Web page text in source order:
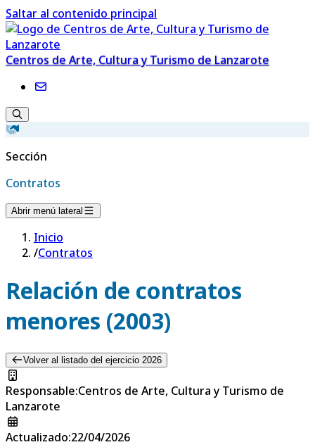
Saltar al contenido principal
Centros de Arte, Cultura y Turismo de Lanzarote
Sección
Contratos
Abrir menú lateral
Inicio
/Contratos
Relación de contratos
menores (2003)
Volver al listado del ejercicio 2026
Responsable:Centros de Arte, Cultura y Turismo de
Lanzarote
Actualizado:22/04/2026